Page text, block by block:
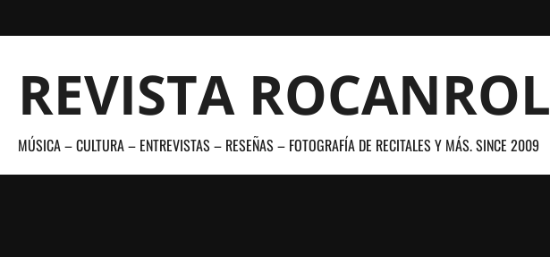
al
REVISTA ROCANROL
MÚSICA – CULTURA – ENTREVISTAS – RESEÑAS – FOTOGRAFÍA DE RECITALES Y MÁS. SINCE 2009